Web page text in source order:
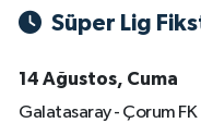
Süper Lig
14 Ağustos, Cuma
Galatasaray - Çorum FK